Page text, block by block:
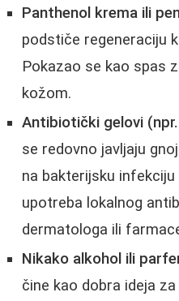
Panthenol krema ili
podstiče regeneraciju
Pokazao se kao spas
kožom.
Antibiotički gelovi
se redovno javljaju
na bakterijsku
upotreba lokalnog
dermatologa ili
Nikako alkohol ili
čine kao dobra ideja